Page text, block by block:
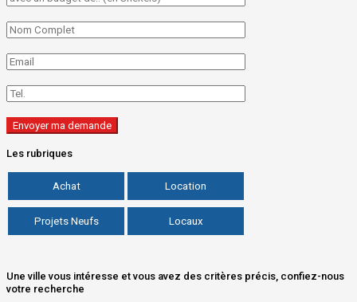
Les rubriques
Achat Location
Projets Neufs Locaux
Une ville vous intéresse et vous avez des critères précis, confiez-nous
votre recherche